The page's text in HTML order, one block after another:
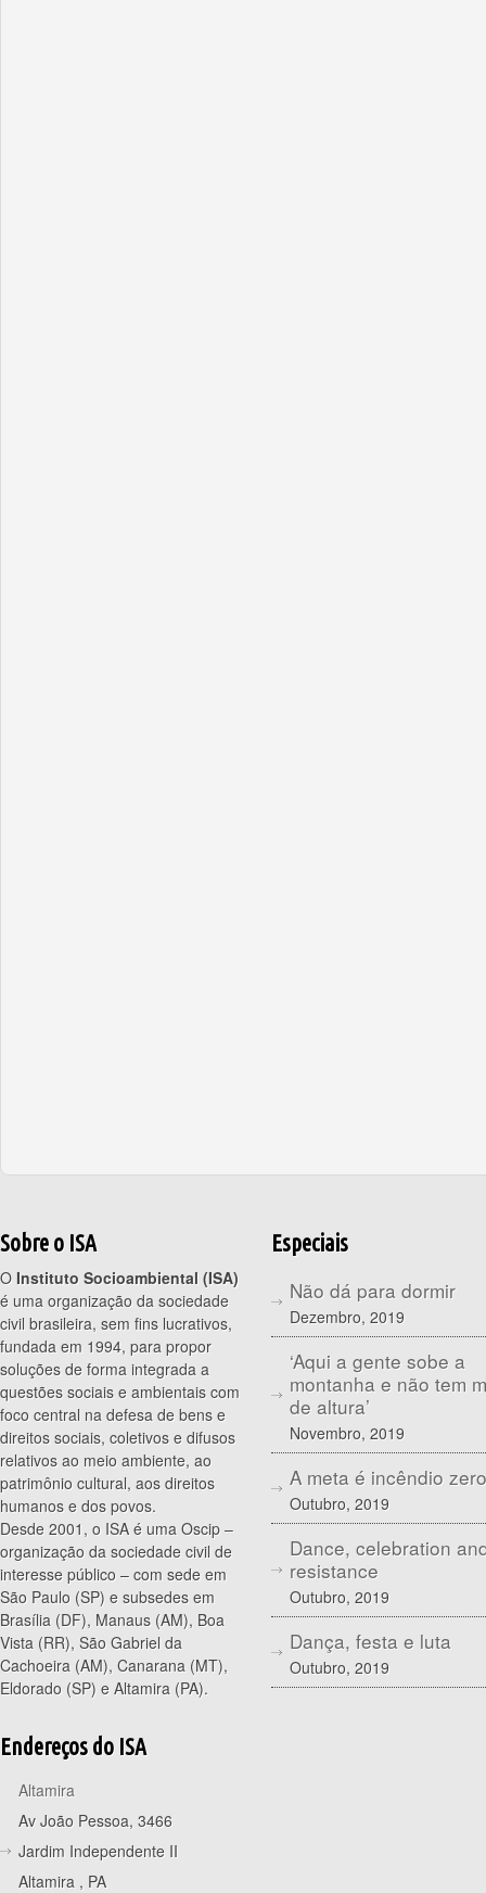
Sobre o ISA
O Instituto Socioambiental (ISA)
é uma organização da sociedade
civil brasileira, sem fins lucrativos,
fundada em 1994, para propor
soluções de forma integrada a
questões sociais e ambientais com
foco central na defesa de bens e
direitos sociais, coletivos e difusos
relativos ao meio ambiente, ao
patrimônio cultural, aos direitos
humanos e dos povos.
Desde 2001, o ISA é uma Oscip –
organização da sociedade civil de
interesse público – com sede em
São Paulo (SP) e subsedes em
Brasília (DF), Manaus (AM), Boa
Vista (RR), São Gabriel da
Cachoeira (AM), Canarana (MT),
Eldorado (SP) e Altamira (PA).
Endereços do ISA
Altamira
Av João Pessoa, 3466
Jardim Independente II
Altamira , PA
Especiais
Não dá para dormir
Dezembro, 2019
‘Aqui a gente sobe a
montanha e não tem
de altura’
Novembro, 2019
A meta é incêndio zero
Outubro, 2019
Dance, celebration
resistance
Outubro, 2019
Dança, festa e luta
Outubro, 2019